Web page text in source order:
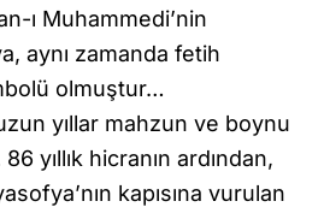
ı Muhammedi’nin
aynı zamanda fetih
olmuştur…
yıllar mahzun ve boynu
86 yıllık hicranın ardından,
kapısına vurulan